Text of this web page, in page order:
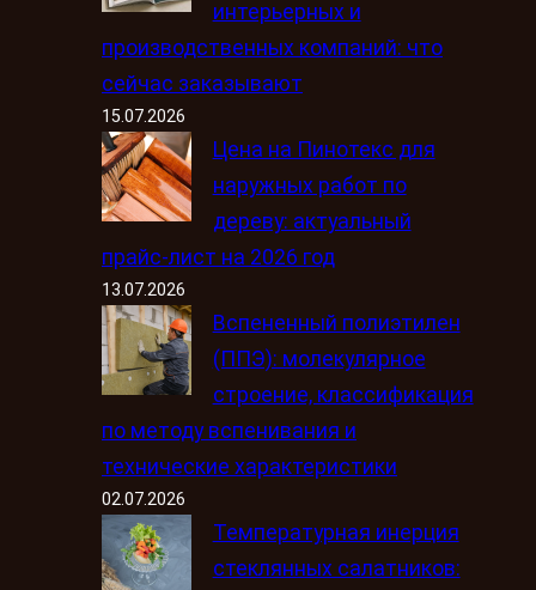
интерьерных и
производственных компаний: что
сейчас заказывают
15.07.2026
Цена на Пинотекс для
наружных работ по
дереву: актуальный
прайс-лист на 2026 год
13.07.2026
Вспененный полиэтилен
(ППЭ): молекулярное
строение, классификация
по методу вспенивания и
технические характеристики
02.07.2026
Температурная инерция
стеклянных салатников: